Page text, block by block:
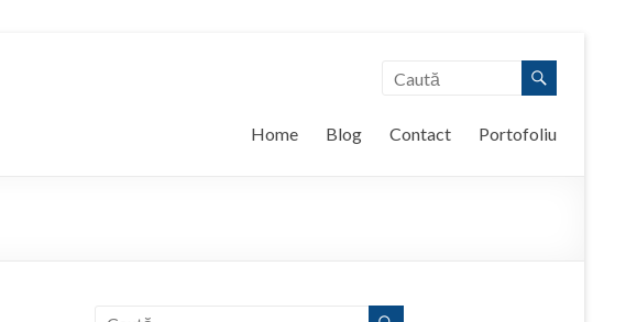
Home Blog Contact Portofoliu